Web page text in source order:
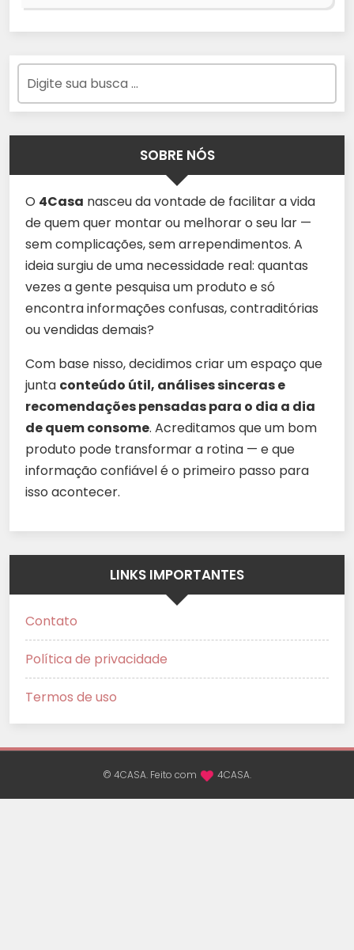
SOBRE NÓS
O 4Casa nasceu da vontade de facilitar a vida
de quem quer montar ou melhorar o seu lar —
sem complicações, sem arrependimentos. A
ideia surgiu de uma necessidade real: quantas
vezes a gente pesquisa um produto e só
encontra informações confusas, contraditórias
ou vendidas demais?
Com base nisso, decidimos criar um espaço que
junta conteúdo útil, análises sinceras e
recomendações pensadas para o dia a dia
de quem consome. Acreditamos que um bom
produto pode transformar a rotina — e que
informação confiável é o primeiro passo para
isso acontecer.
LINKS IMPORTANTES
Contato
Política de privacidade
Termos de uso
© 4CASA. Feito com 4CASA.